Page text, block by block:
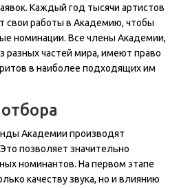
Каждый год тысячи артистов
свои работы в Академию, чтобы
номинации. Все члены Академии,
разных частей мира, имеют право
в наиболее подходящих им
Академии производят
позволяет значительно
номинантов. На первом этапе
качеству звука, но и влиянию